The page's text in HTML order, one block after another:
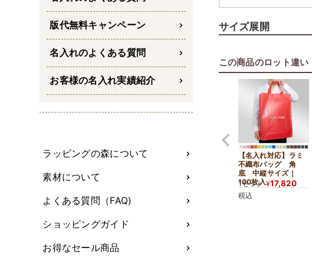
版代無料キャンペーン
名入れのよくある質問
お客様の名入れ実績紹介
ラッピングの森について
素材について
よくある質問（FAQ)
ショッピングガイド
お得なセール商品
ブーツや縦長商品
カタログや資料の持
水をはじき、シー
表面は水をはじく
められるため、 資
サイズ展開
この商品のロット違
【名入れ対応】ラミ
不織布バッグ 角
底 中縦サイズ｜
100枚入
1セット ¥17,820
税込